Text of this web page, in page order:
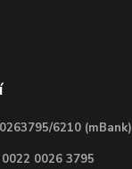
6210 (mBank)
0026 3795